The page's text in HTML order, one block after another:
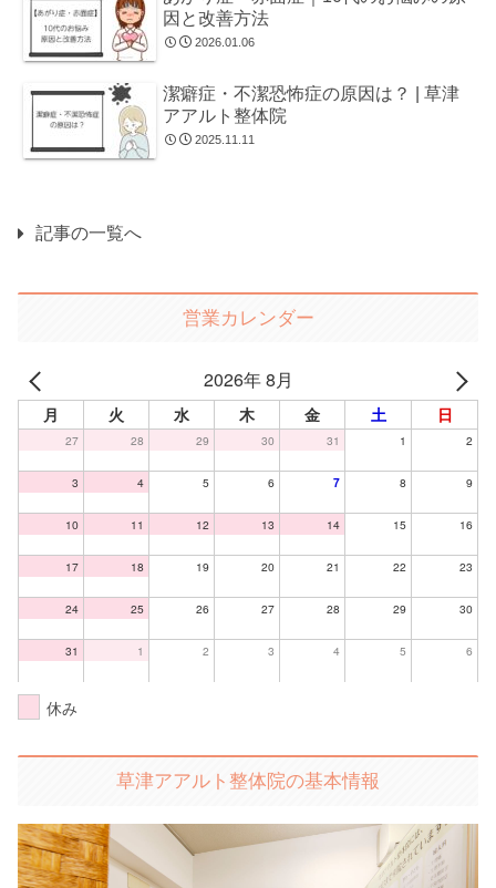
因と改善方法
2026.01.06
潔癖症・不潔恐怖症の原因は？ | 草津
アアルト整体院
2025.11.11
記事の一覧へ
営業カレンダー
2026年 8月
月 火 水 木 金 土 日
27 28 29 30 31 1 2
3 4 5 6 7 8 9
10 11 12 13 14 15 16
17 18 19 20 21 22 23
24 25 26 27 28 29 30
31 1 2 3 4 5 6
休み
草津アアルト整体院の基本情報